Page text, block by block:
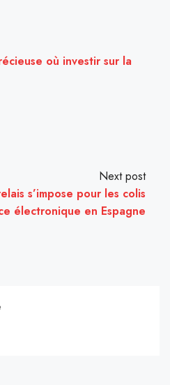
où investir sur la
Next post
s’impose pour les colis
électronique en Espagne